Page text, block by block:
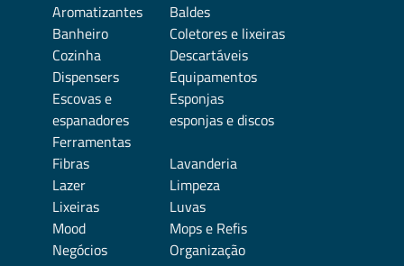
Aromatizantes
Baldes
Banheiro
Coletores e lixeiras
Cozinha
Descartáveis
Dispensers
Equipamentos
Escovas e
espanadores
Esponjas
esponjas e discos
Ferramentas
Fibras
Lavanderia
Lazer
Limpeza
Lixeiras
Luvas
Mood
Mops e Refis
Negócios
Organização